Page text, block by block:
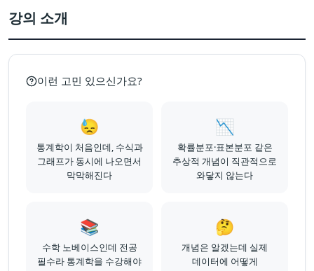
강의 소개
이런 고민 있으신가요?
😓
통계학이 처음인데, 수식과
그래프가 동시에 나오면서
막막해진다
📉
확률분포·표본분포 같은
추상적 개념이 직관적으로
와닿지 않는다
📚
수학 노베이스인데 전공
필수라 통계학을 수강해야
🤔
개념은 알겠는데 실제
데이터에 어떻게